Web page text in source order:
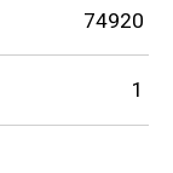
74920
1